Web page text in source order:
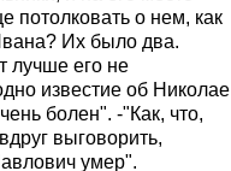
потолковать о нем, как
Их было два.
лучше его не
известие об Николае
болен". -"Как, что,
выговорить,
умер".